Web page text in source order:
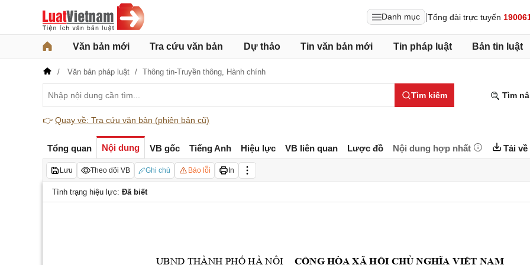
Danh mục Tổng đài trực tuyến
Văn bản mới Tra cứu văn bản Dự thảo Tin văn bản mới Tin pháp luật Bản tin luật
Văn bản pháp luật Thông tin-Truyền thông, Hành chính
Tìm kiếm Tìm
👉 Quay về: Tra cứu văn bản (phiên bản cũ)
Tổng quan Nội dung VB gốc Tiếng Anh Hiệu lực VB liên quan Lược đồ Nội dung hợp nhất Tải về
Lưu Theo dõi VB Ghi chú Báo lỗi In
Tình trạng hiệu lực: Đã biết
UBND THÀNH PHỐ HÀ NỘI CỘNG HÒA XÃ HỘI CHỦ NGHĨA VIỆT NAM